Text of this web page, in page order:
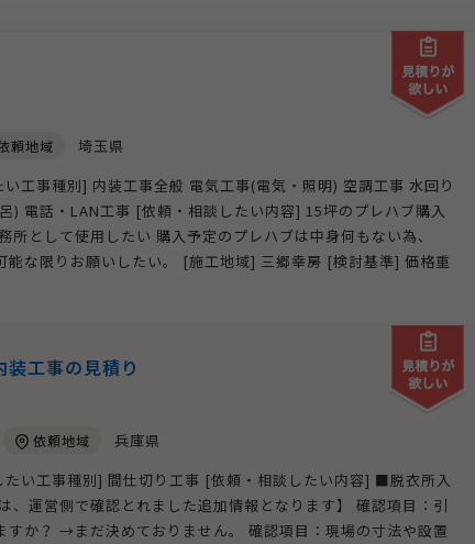
頼地域
埼玉県
工事種別] 内装工事全般 電気工事(電気・照明) 空調工事 水回り
) 電話・LAN工事 [依頼・相談したい内容] 15坪のプレハブ購入
所として使用したい 購入予定のプレハブは中身何もない為、
能な限りお願いしたい。 [施工地域] 三郷幸房 [検討基準] 価格重
装工事の見積り
依頼地域
兵庫県
い工事種別] 間仕切り工事 [依頼・相談したい内容] ■脱衣所入
運営側で確認とれました追加情報となります】 確認項目：引
すか？ →まだ決めておりません。 確認項目：現場の寸法や設置